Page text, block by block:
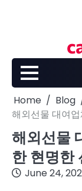
Home
Blog
해외선물 대여
해외선물
한 현명한
June 24,